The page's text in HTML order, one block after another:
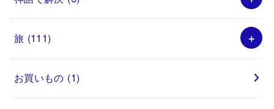
旅 (111)
お買いもの (1)